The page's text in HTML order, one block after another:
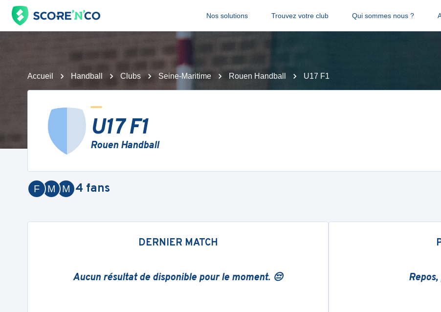
Nos solutions Trouvez votre club Qui sommes nous ?
Accueil Handball Clubs Seine-Maritime Rouen Handball U17 F1
U17 F1
Rouen Handball
M
M
F 4 fans
DERNIER MATCH
Aucun résultat de disponible pour le moment. 😔